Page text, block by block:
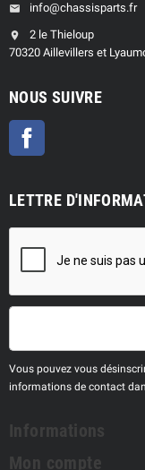
email info@chassisparts.fr
location_on
2 le Thieloup
70320 Aillevillers et
NOUS SUIVRE
LETTRE
Vous pouvez vous
informations de contact
Informations
Mon compte